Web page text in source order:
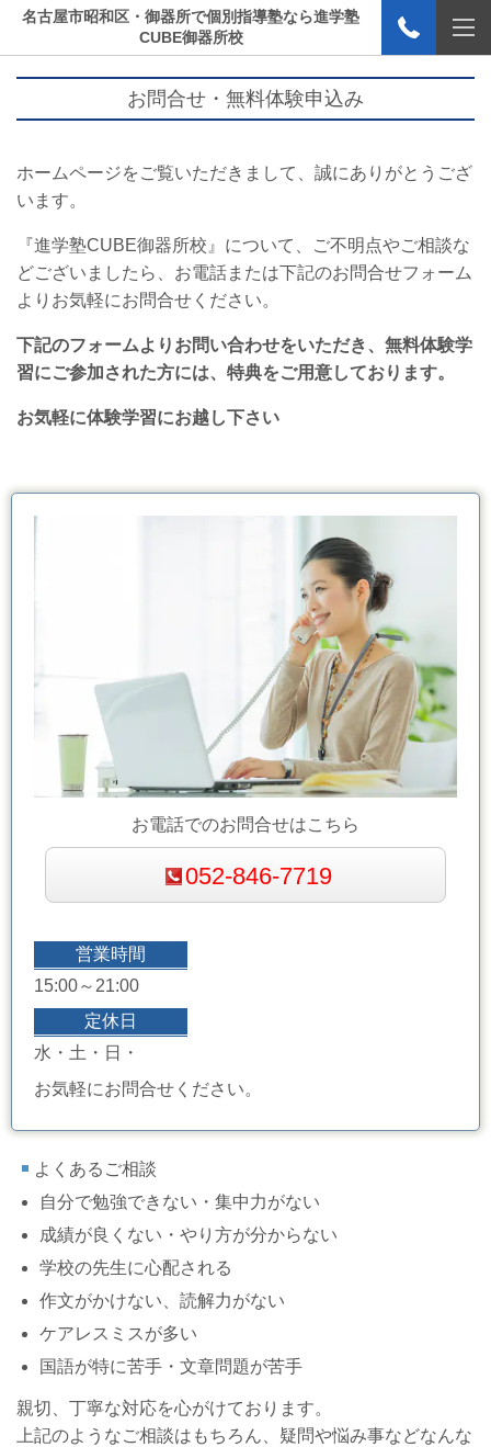
名古屋市昭和区・御器所で個別指導塾なら進学塾
CUBE御器所校
お問合せ・無料体験申込み
ホームページをご覧いただきまして、誠にありがとうござ
います。
『進学塾CUBE御器所校』について、ご不明点やご相談な
どございましたら、お電話または下記のお問合せフォーム
よりお気軽にお問合せください。
下記のフォームよりお問い合わせをいただき、無料体験学
習にご参加された方には、特典をご用意しております。
お気軽に体験学習にお越し下さい
お電話でのお問合せはこちら
052-846-7719
営業時間
15:00～21:00
定休日
水・土・日・
お気軽にお問合せください。
よくあるご相談
自分で勉強できない・集中力がない
成績が良くない・やり方が分からない
学校の先生に心配される
作文がかけない、読解力がない
ケアレスミスが多い
国語が特に苦手・文章問題が苦手
親切、丁寧な対応を心がけております。
上記のようなご相談はもちろん、疑問や悩み事などなんな